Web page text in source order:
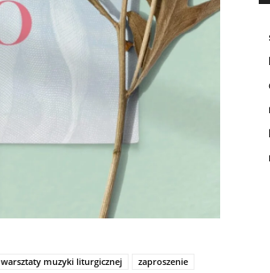
warsztaty muzyki liturgicznej zaproszenie